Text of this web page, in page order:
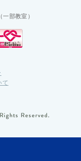
一部教室）
て